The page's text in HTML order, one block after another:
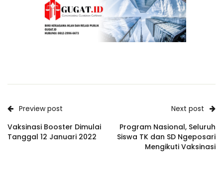
Preview post
Vaksinasi Booster Dimulai
Tanggal 12 Januari 2022
Next post
Program Nasional, Seluruh
Siswa TK dan SD Ngeposari
Mengikuti Vaksinasi